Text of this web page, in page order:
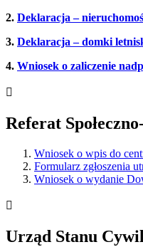
2. Deklaracja –
3. Deklaracja – domki
4. Wniosek o zaliczenie

Referat
Wniosek o wpis do
Formularz zgłoszenia
Wniosek o wydanie

Urząd Stanu